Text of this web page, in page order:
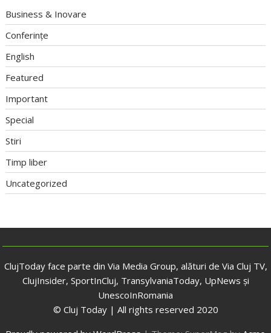
Business & Inovare
Conferințe
English
Featured
Important
Special
Stiri
Timp liber
Uncategorized
ClujToday face parte din Via Media Group, alături de Via Cluj TV,
ClujInsider, SportInCluj, TransylvaniaToday, UpNews și
UnescoInRomania
© Cluj Today | All rights reserved 2020